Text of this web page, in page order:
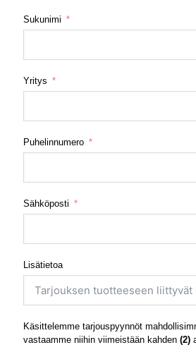
Sukunimi
Yritys
Puhelinnumero
Sähköposti
Lisätietoa
Käsittelemme tarjouspyynnöt
vastaamme niihin viimeistään kahden (2)